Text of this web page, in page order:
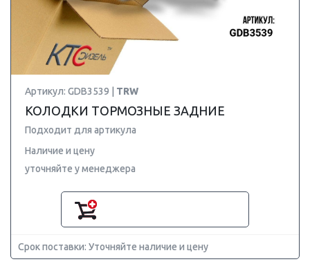
Артикул: GDB3539 | TRW
КОЛОДКИ ТОРМОЗНЫЕ ЗАДНИЕ
Подходит для артикула
Наличие и цену
уточняйте у менеджера
Срок поставки: Уточняйте наличие и цену